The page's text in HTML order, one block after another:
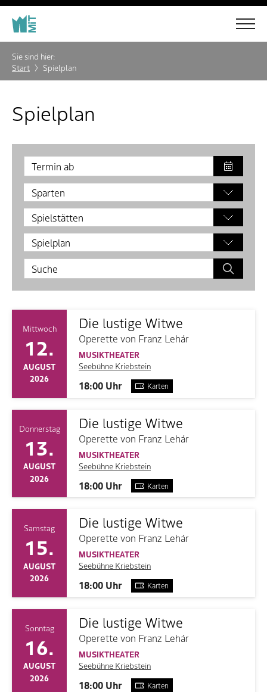
Sie sind hier:
Start
Spielplan
Spielplan
Sparten
Spielstätten
Spielplan
Mittwoch
12.
AUGUST
2026
Die lustige Witwe
Operette von Franz Lehár
MUSIKTHEATER
Seebühne Kriebstein
18:00 Uhr Karten
Donnerstag
13.
AUGUST
2026
Die lustige Witwe
Operette von Franz Lehár
MUSIKTHEATER
Seebühne Kriebstein
18:00 Uhr Karten
Samstag
15.
AUGUST
2026
Die lustige Witwe
Operette von Franz Lehár
MUSIKTHEATER
Seebühne Kriebstein
18:00 Uhr Karten
Sonntag
16.
AUGUST
2026
Die lustige Witwe
Operette von Franz Lehár
MUSIKTHEATER
Seebühne Kriebstein
18:00 Uhr Karten